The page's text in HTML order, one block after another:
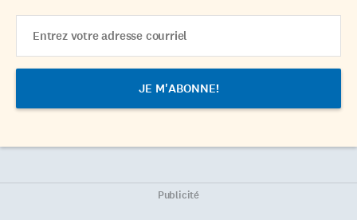
Address
Publicité